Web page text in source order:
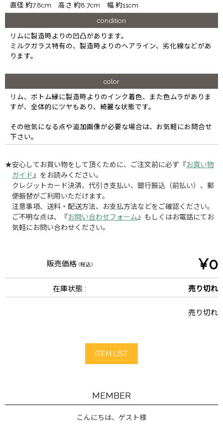
直径 約7.8cm 高さ 約8.7cm 幅 約11cm
condition
リムに製造時よりの凹凸があります。
ミルクガラス特有の、製造時よりのヘアライン、劣化線などがあ
ります。
color
リム、ボトム縁に製造時よりのインク着色、また色ムラがありま
すが、全体的にツヤもあり、綺麗な状態です。
その他気になる点や追加画像が必要な場合は、お気軽にお問合せ
下さい。
★安心してお買い物をして頂くために、ご注文前に必ず『お買い物
ガイド 』をお読みください。
クレジットカード決済、代引き支払い、銀行振込（前払い）、郵
便振替がご利用いただけます。
注意事項、送料・配送方法、お支払方法などをご確認ください。
ご不明な点は、『お問い合わせフォーム 』もしくはお電話にてお
気軽にお問い合わせください。
販売価格 (税込) ¥0
在庫状態 : 売り切れ
売り切れ
ITEM LIST
MEMBER
こんにちは、ゲスト様